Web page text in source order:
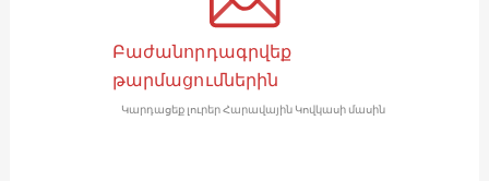
Բաժանորդագրվեք
թարմացումներին
Կարդացեք լուրեր Հարավային Կովկասի մասին